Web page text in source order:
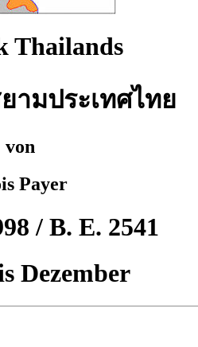
Thailands
ามประเทศไทย
von
Payer
/ B. E. 2541
Dezember